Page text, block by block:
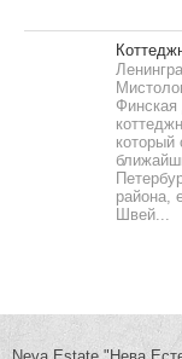
Финская
который
района,
Швей...